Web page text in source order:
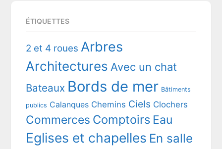
ÉTIQUETTES
2 et 4 roues Arbres
Architectures Avec un chat
Bateaux Bords de mer Bâtiments
publics Calanques Chemins Ciels Clochers
Commerces Comptoirs Eau
Eglises et chapelles En salle